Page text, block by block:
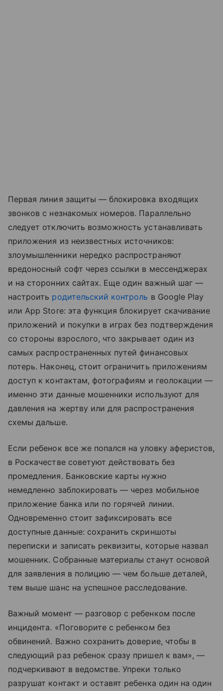
Первая линия защиты — блокировка входящих
звонков с незнакомых номеров. Параллельно
следует отключить возможность устанавливать
приложения из неизвестных источников:
злоумышленники нередко распространяют
вредоносный софт через ссылки в мессенджерах
и на сторонних сайтах. Еще один важный шаг —
настроить родительский контроль в Google Play
или App Store: эта функция блокирует скачивание
приложений и покупки в играх без подтверждения
со стороны взрослого, что закрывает один из
самых распространенных путей финансовых
потерь. Наконец, стоит ограничить приложениям
доступ к контактам, фотографиям и геолокации —
именно эти данные мошенники используют для
давления на жертву или для распространения
схемы дальше.
Если ребенок все же попался на уловку аферистов,
в Роскачестве советуют действовать без
промедления. Банковские карты нужно
немедленно заблокировать — через мобильное
приложение банка или по горячей линии.
Одновременно стоит зафиксировать все
доступные данные: сохранить скриншоты
переписки и записать реквизиты, которые назвал
мошенник. Собранные материалы станут основой
для заявления в полицию — чем больше деталей,
тем выше шанс на успешное расследование.
Важный момент — разговор с ребенком после
инцидента. «Поговорите с ребенком без
обвинений. Важно сохранить доверие, чтобы в
следующий раз ребенок сразу пришел к вам», —
подчеркивают в ведомстве. Упреки только
разрушат контакт и оставят ребенка один на один